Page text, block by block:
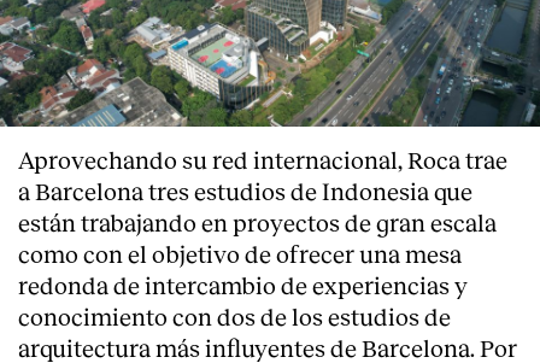
Aprovechando su red internacional, Roca trae
a Barcelona tres estudios de Indonesia que
están trabajando en proyectos de gran escala
como con el objetivo de ofrecer una mesa
redonda de intercambio de experiencias y
conocimiento con dos de los estudios de
arquitectura más influyentes de Barcelona. Por